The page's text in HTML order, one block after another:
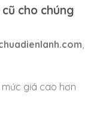
cho chúng
,
giá cao hơn